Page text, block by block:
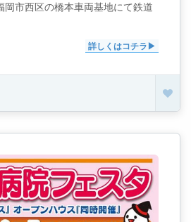
岡市西区の橋本車両基地にて鉄道
詳しくはコチラ